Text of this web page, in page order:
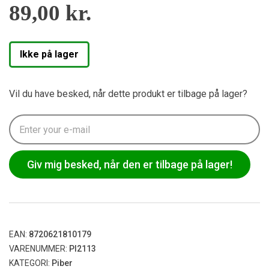
89,00 kr.
Ikke på lager
Vil du have besked, når dette produkt er tilbage på lager?
Giv mig besked, når den er tilbage på lager!
EAN: 8720621810179
VARENUMMER: PI2113
KATEGORI: Piber